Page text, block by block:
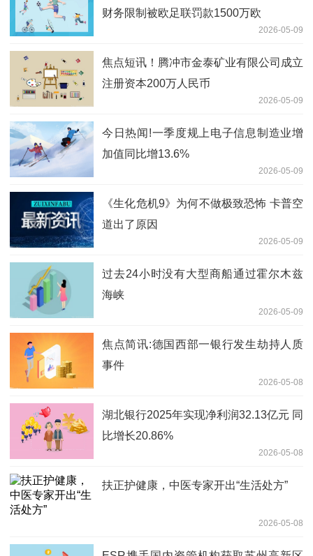
财务限制被欧足联罚款1500万欧
2026-05-09
焦点短讯！腾冲市金泰矿业有限公司成立
注册资本200万人民币
2026-05-09
今日热闻!一季度规上电子信息制造业增
加值同比增13.6%
2026-05-09
《生化危机9》为何不做极致恐怖 卡普空
道出了原因
2026-05-09
过去24小时没有大型商船通过霍尔木兹
海峡
2026-05-09
焦点简讯:德国西部一银行发生劫持人质
事件
2026-05-08
湖北银行2025年实现净利润32.13亿元 同
比增长20.86%
2026-05-08
扶正护健康，中医专家开出“生活处方”
2026-05-08